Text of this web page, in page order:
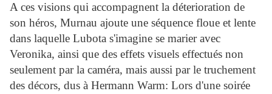
A ces visions qui accompagnent la déterioration de
son héros, Murnau ajoute une séquence floue et lente
dans laquelle Lubota s'imagine se marier avec
Veronika, ainsi que des effets visuels effectués non
seulement par la caméra, mais aussi par le truchement
des décors, dus à Hermann Warm: Lors d'une soirée